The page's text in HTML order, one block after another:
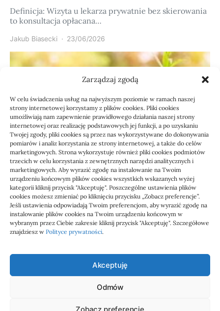
Zarządzaj zgodą
W celu świadczenia usług na najwyższym poziomie w ramach naszej
strony internetowej korzystamy z plików cookies. Pliki cookies
umożliwiają nam zapewnienie prawidłowego działania naszej strony
internetowej oraz realizację podstawowych jej funkcji, a po uzyskaniu
Twojej zgody, pliki cookies są przez nas wykorzystywane do dokonywania
pomiarów i analiz korzystania ze strony internetowej, a także do celów
marketingowych. Strona wykorzystuje również pliki cookies podmiotów
trzecich w celu korzystania z zewnętrznych narzędzi analitycznych i
marketingowych. Aby wyrazić zgodę na instalowanie na Twoim
urządzeniu końcowym plików cookies wszystkich wskazanych wyżej
kategorii kliknij przycisk "Akceptuję". Poszczególne ustawienia plików
cookies możesz zmieniać po kliknięciu przycisku „Zobacz preferencje”.
Jeśli ustawienia odpowiadają Twoim preferencjom, aby wyrazić zgodę na
instalowanie plików cookies na Twoim urządzeniu końcowym w
wybranym przez Ciebie zakresie kliknij przycisk "Akceptuję". Szczegółowe
znajdziesz w Polityce prywatności.
Akceptuję
Odmów
Zobacz preferencje
Definicja: Wizyta u lekarza prywatnie bez skierowania
to konsultacja opłacana…
Jakub Biasecki 23/06/2026
Usługi
Jak sprawdzić przejęcie
zaległości przez biuro
Definicja: Weryfikacja, czy nowe biuro rachunkowe
przejmie zaległości w dokumentach,…
Admar
wizytówki nap